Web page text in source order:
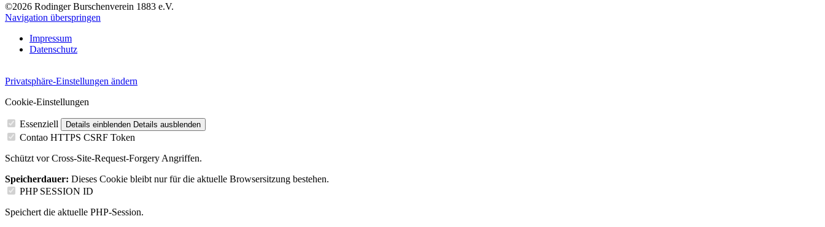
©2026 Rodinger Burschenverein 1883 e.V.
Navigation überspringen
Impressum
Datenschutz
Privatsphäre-Einstellungen ändern
Cookie-Einstellungen
Essenziell Details einblenden Details ausblenden
Contao HTTPS CSRF Token
Schützt vor Cross-Site-Request-Forgery Angriffen.
Speicherdauer: Dieses Cookie bleibt nur für die aktuelle Browsersitzung bestehen.
PHP SESSION ID
Speichert die aktuelle PHP-Session.